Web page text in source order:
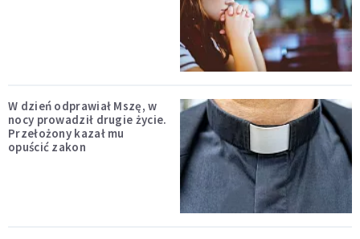
W dzień odprawiał Mszę, w
nocy prowadził drugie życie.
Przełożony kazał mu
opuścić zakon